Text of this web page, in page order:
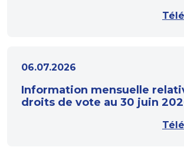
06.07.2026
Information mensuelle
droits de vote au 30 juin